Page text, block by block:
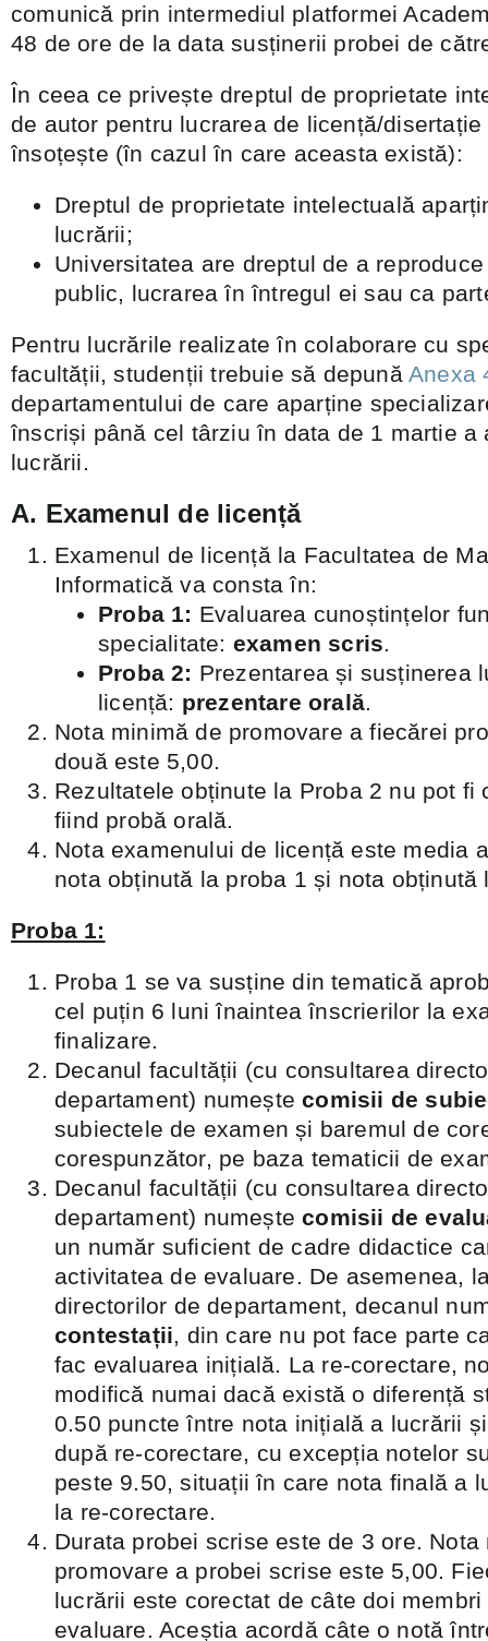
comunică prin intermediul platformei
48 de ore de la data susținerii probei de
În ceea ce privește dreptul de proprietate
de autor pentru lucrarea de licență/
însoțește (în cazul în care aceasta există):
Dreptul de proprietate intelectuală
lucrării;
Universitatea are dreptul de a
public, lucrarea în întregul ei sau ca
Pentru lucrările realizate în colaborare cu
facultății, studenții trebuie să depunăAnexa
departamentului de care aparține
înscriși până cel târziu în data de 1 martie a
lucrării.
A. Examenul de licență
Examenul de licență la Facultatea de
Informatică va consta în:
Proba 1: Evaluarea cunoștințelor
specialitate: examen scris.
Proba 2: Prezentarea și susținerea
licență: prezentare orală.
Nota minimă de promovare a fiecărei
două este 5,00.
Rezultatele obținute la Proba 2 nu pot fi
fiind probă orală.
Nota examenului de licență este media
nota obținută la proba 1 și nota obținută
Proba 1:
Proba 1 se va susține din tematică
cel puțin 6 luni înaintea înscrierilor la
finalizare.
Decanul facultății (cu consultarea
departament) numeștecomisii de
subiectele de examen și baremul de
corespunzător, pe baza tematicii de
Decanul facultății (cu consultarea
departament) numeștecomisii de
un număr suficient de cadre didactice
activitatea de evaluare. De asemenea,
directorilor de departament, decanul
contestații, din care nu pot face parte
fac evaluarea inițială. La re-corectare,
modifică numai dacă există o diferență
0.50 puncte între nota inițială a lucrării
după re-corectare, cu excepția notelor
peste 9.50, situații în care nota finală a
la re-corectare.
Durata probei scrise este de 3 ore. Nota
promovare a probei scrise este 5,00.
lucrării este corectat de câte doi
evaluare. Aceștia acordă câte o notă